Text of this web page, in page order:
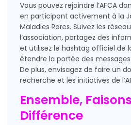
Vous pouvez rejoindre l’AFCA
en participant activement à la
Maladies Rares. Suivez les
l’association, partagez des
et utilisez le hashtag officiel de
étendre la portée des
De plus, envisagez de faire un
recherche et les initiatives de
Ensemble,
Différence